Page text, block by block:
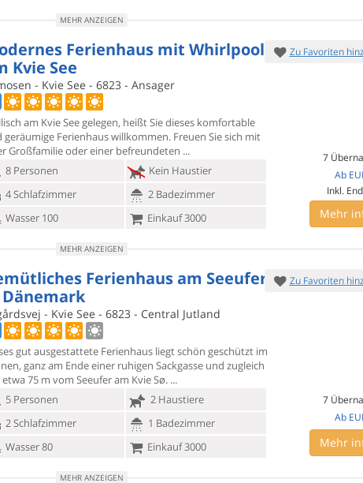
MEHR ANZEIGEN
Ferienhaus mit Whirlpool
Kvie See
- Kvie See - 6823 - Ansager
am Kvie See gelegen, heißt Sie dieses komfortable
geräumige Ferienhaus willkommen. Freuen Sie sich mit
Großfamilie oder einer befreundeten
8 Personen
Kein Haustier
4 Schlafzimmer
2 Badezimmer
Wasser 100
Einkauf 3000
Zu Favoriten
7
Ab
Inkl.
Mehr
MEHR ANZEIGEN
Ferienhaus am Seeufer
- Kvie See - 6823 - Central Jutland
gut ausgestattete Ferienhaus liegt schön geschützt im
ganz am Ende einer ruhigen Sackgasse und zugleich
75 m vom Seeufer am Kvie Sø.
5 Personen
2 Haustiere
2 Schlafzimmer
1 Badezimmer
Wasser 80
Einkauf 3000
Zu Favoriten
7
Ab
Mehr
MEHR ANZEIGEN